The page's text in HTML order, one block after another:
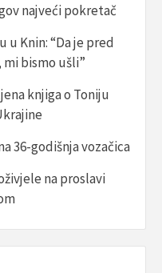
najveći pokretač
u Knin: “Da je pred
mi bismo ušli”
knjiga o Toniju
36-godišnja vozačica
na proslavi